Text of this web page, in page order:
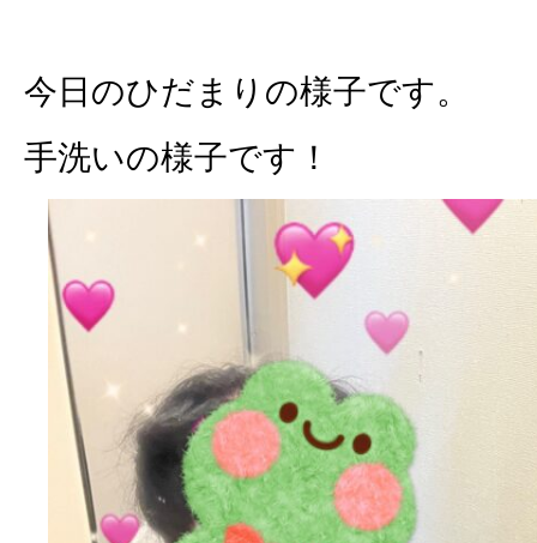
今日のひだまりの様子です。
手洗いの様子です！